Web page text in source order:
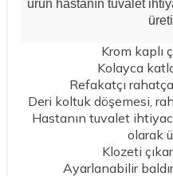
ürün hastanın tuvalet
Krom kaplı
Kolayca
Refakatçı
Deri koltuk döşemesi,
Hastanın tuvalet
olarak
Klozeti
Ayarlanabilir